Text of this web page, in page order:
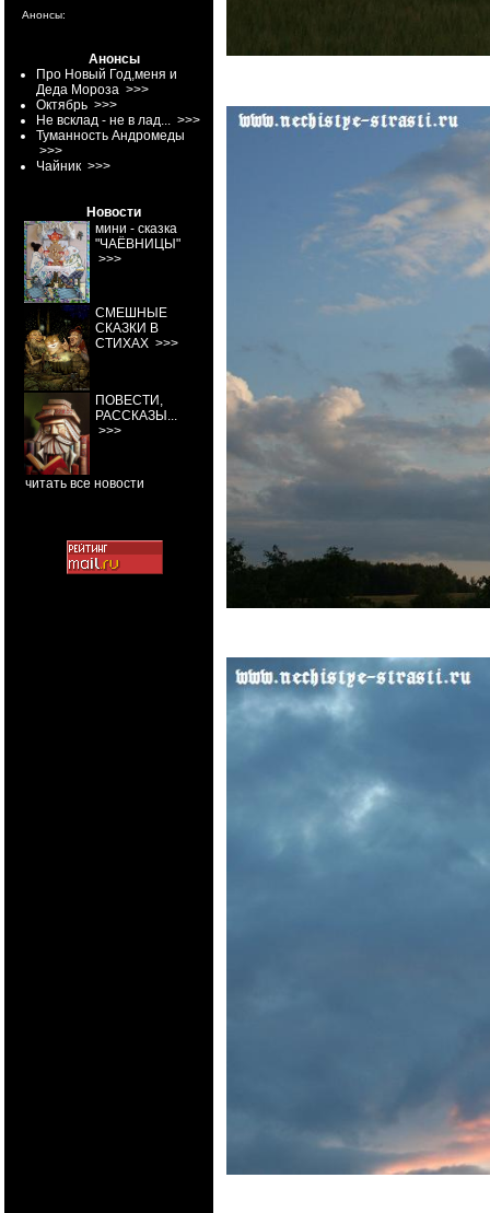
Анонсы:
Анонсы
Про Новый Год,меня и
Деда Мороза >>>
Октябрь >>>
Не всклад - не в лад... >>>
Туманность Андромеды
>>>
Чайник >>>
Новости
мини - сказка
"ЧАЁВНИЦЫ"
>>>
СМЕШНЫЕ
СКАЗКИ В
СТИХАХ >>>
ПОВЕСТИ,
РАССКАЗЫ...
>>>
читать все новости